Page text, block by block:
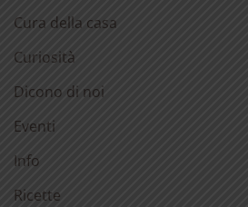
Cura della casa
Curiosità
Dicono di noi
Eventi
Info
Ricette